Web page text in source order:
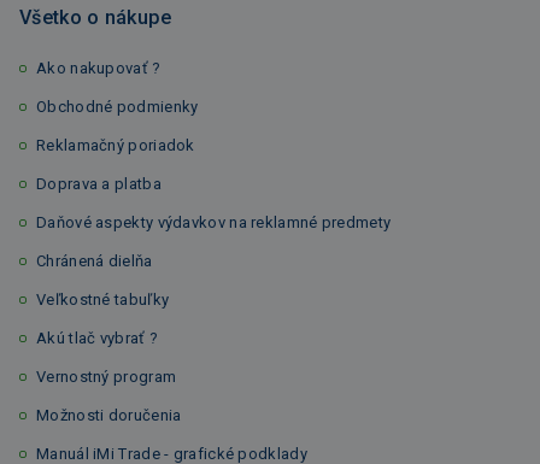
Všetko o nákupe
Ako nakupovať ?
Obchodné podmienky
Reklamačný poriadok
Doprava a platba
Daňové aspekty výdavkov na reklamné predmety
Chránená dielňa
Veľkostné tabuľky
Akú tlač vybrať ?
Vernostný program
Možnosti doručenia
Manuál iMi Trade - grafické podklady